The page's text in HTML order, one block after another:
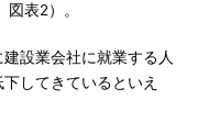
表2）。
設業会社に就業する人
してきているといえ